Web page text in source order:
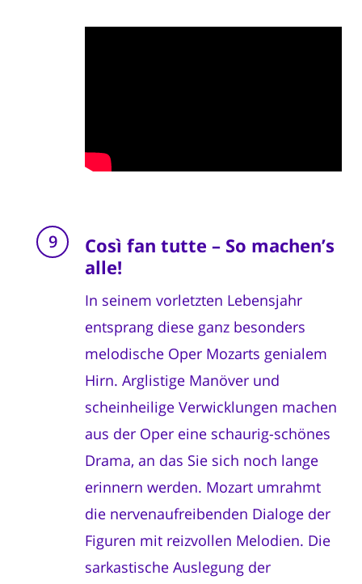
Così fan tutte – So machen’s
alle!
In seinem vorletzten Lebensjahr
entsprang diese ganz besonders
melodische Oper Mozarts genialem
Hirn. Arglistige Manöver und
scheinheilige Verwicklungen machen
aus der Oper eine schaurig-schönes
Drama, an das Sie sich noch lange
erinnern werden. Mozart umrahmt
die nervenaufreibenden Dialoge der
Figuren mit reizvollen Melodien. Die
sarkastische Auslegung der